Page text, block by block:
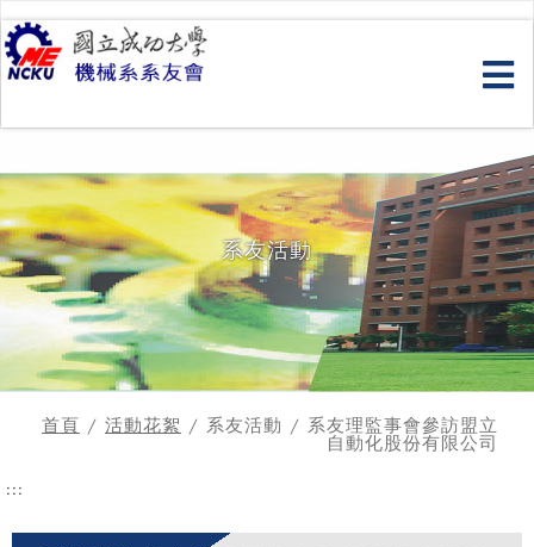
跳
到
主
要
容
系友活動
首頁 / 活動花絮 / 系友活動 / 系友理監事會參訪盟立
自動化股份有限公司
:::